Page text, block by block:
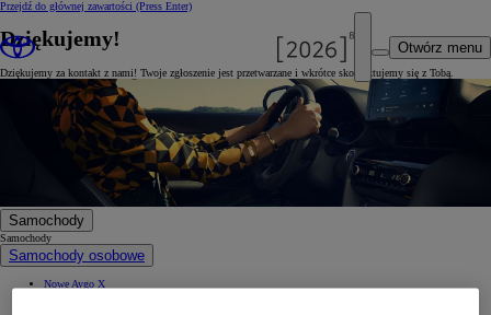
Przejdź do głównej zawartości (Press Enter)
Otwórz menu
Dziękujemy!
Dziękujemy za kontakt z nami! Twoje zgłoszenie jest przetwarzane i wkrótce skontaktujemy się z Tobą.
Samochody
Samochody
Samochody osobowe
Nowe Aygo X